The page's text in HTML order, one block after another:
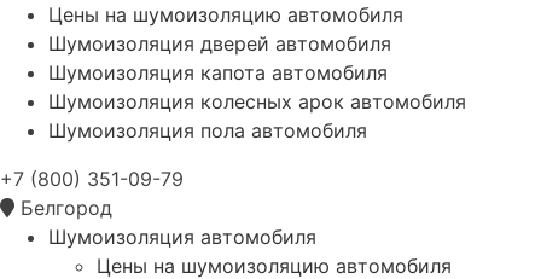
Цены на шумоизоляцию автомобиля
Шумоизоляция дверей автомобиля
Шумоизоляция капота автомобиля
Шумоизоляция колесных арок автомобиля
Шумоизоляция пола автомобиля
+7 (800) 351-09-79
Белгород
Шумоизоляция автомобиля
Цены на шумоизоляцию автомобиля